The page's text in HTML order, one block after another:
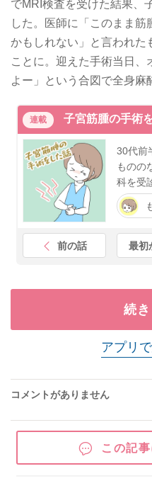
でMRI検査を受けた結果、
した。医師に「このまま筋
かもしれない」と言われた
ことに。迎えた手術当日、
よー」という合図で全身
連載 子宮筋腫の手術
30代前
ものの
科を受
前の話 最初
続
アプリ
コメントがありません
この記